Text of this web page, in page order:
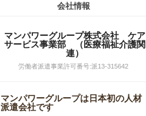
会社情報
マンパワーグループ株式会社 ケア
サービス事業部 （医療福祉介護関
連）
労働者派遣事業許可番号:派13-315642
マンパワーグループは日本初の人材
派遣会社です